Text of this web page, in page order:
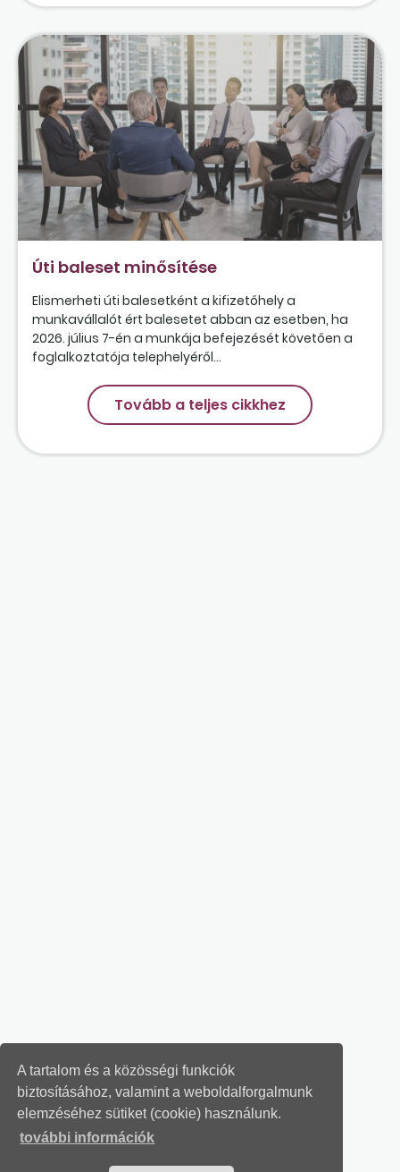
A tartalom és a közösségi funkciók
biztosításához, valamint a weboldalforgalmunk
elemzéséhez sütiket (cookie) használunk.
további információk
Úti baleset minősítése
Elismerheti úti balesetként a kifizetőhely a
munkavállalót ért balesetet abban az esetben, ha
2026. július 7-én a munkája befejezését követően a
foglalkoztatója telephelyéről...
Tovább a teljes cikkhez